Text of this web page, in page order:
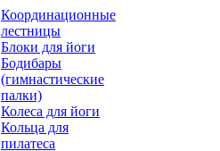
Координационные
лестницы
Блоки для йоги
Бодибары
(гимнастические
палки)
Колеса для йоги
Кольца для
пилатеса